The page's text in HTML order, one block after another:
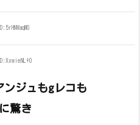
ンジュもgレコも
驚き